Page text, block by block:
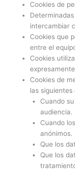
Cookies de
intercambiar
Cookies que
entre el
Cookies
Cookies de
las siguientes
Cuando
audiencia.
Cuando
anónimos.
Que los
Que los